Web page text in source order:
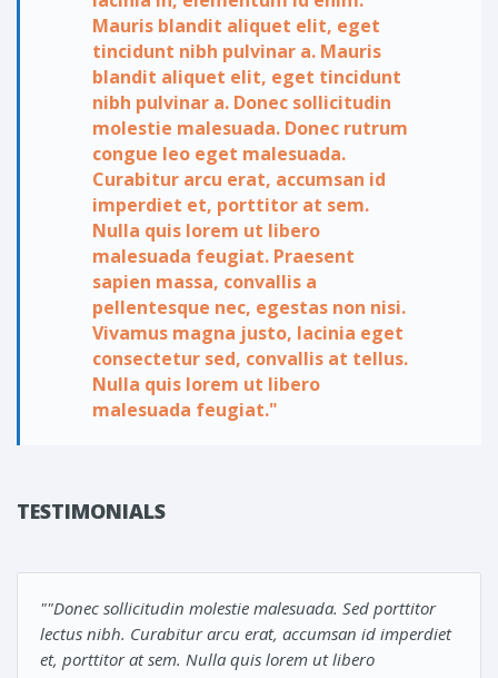
Mauris blandit aliquet elit, eget
tincidunt nibh pulvinar a. Mauris
blandit aliquet elit, eget tincidunt
nibh pulvinar a. Donec sollicitudin
molestie malesuada. Donec rutrum
congue leo eget malesuada.
Curabitur arcu erat, accumsan id
imperdiet et, porttitor at sem.
Nulla quis lorem ut libero
malesuada feugiat. Praesent
sapien massa, convallis a
pellentesque nec, egestas non nisi.
Vivamus magna justo, lacinia eget
consectetur sed, convallis at tellus.
Nulla quis lorem ut libero
malesuada feugiat."
TESTIMONIALS
""Donec sollicitudin molestie malesuada. Sed porttitor
lectus nibh. Curabitur arcu erat, accumsan id imperdiet
et, porttitor at sem. Nulla quis lorem ut libero